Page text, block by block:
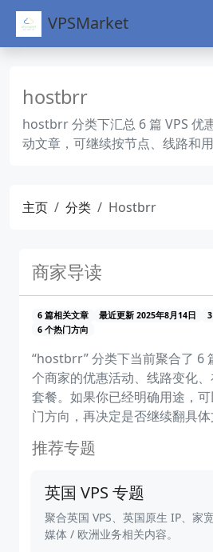
VPSMarket
hostbrr
hostbrr 分类下汇总 6 篇 VPS 优
动文章，可继续按节点、线路和用
主页 分类 Hostbrr
商家导读
6 篇相关文章 最近更新 2025年8月14日
6 个热门方向
“hostbrr” 分类下当前聚合了 6
个商家的优惠活动、线路变化
套餐。如果你已经明确用途，
门方向，再决定是否继续翻具体
推荐专题
英国 VPS 专题
聚合英国 VPS、英国原生 IP、家
媒体 / 欧洲业务相关内容。